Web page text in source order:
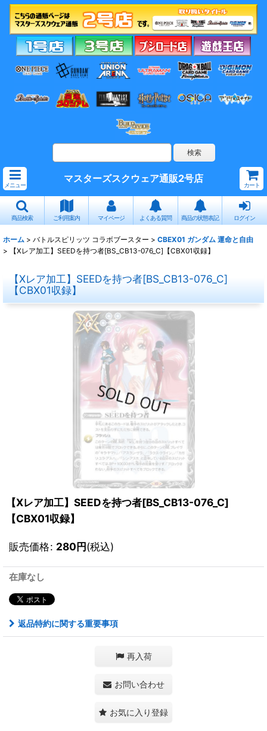
メニュー
マスターズスクウェア通販2号店
カート
商品検索 ご利用案内 マイページ よくある質問 商品の状態表記 ログイン
ホーム > バトルスピリッツ コラボブースター > CBEX01 ガンダム 運命と自由
>
【Xレア加工】SEEDを持つ者[BS_CB13-076_C]【CBX01収録】
【Xレア加工】SEEDを持つ者[BS_CB13-076_C]
【CBX01収録】
【Xレア加工】SEEDを持つ者[BS_CB13-076_C]
【CBX01収録】
販売価格: 280円(税込)
在庫なし
返品特約に関する重要事項
再入荷
お問い合わせ
お気に入り登録